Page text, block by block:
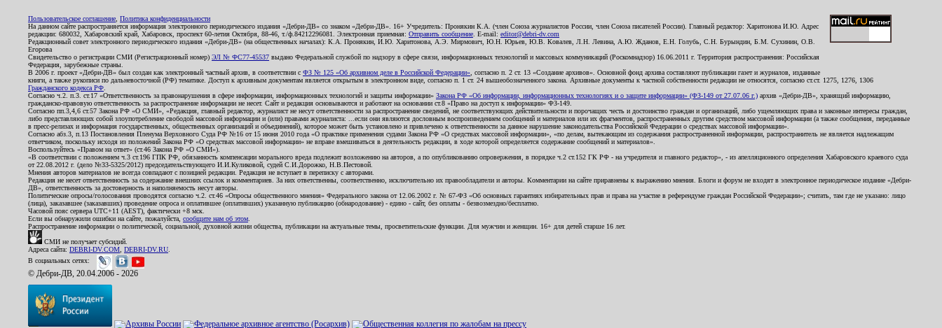
Пользовательское соглашение Политика конфиденциальности
На данном сайте распространяется информация электронного периодического издания «Дебри-ДВ» со знаком «Дебри-ДВ». 16+ Учредитель: Пронякин К.А. (член Союза журналистов России, член Союза писателей России). Главный редактор: Харитонова И.Ю. Адрес
редакции: 680032, Хабаровский край, Хабаровск, проспект 60-летия Октября, 88-46, т./ф.84212296081. Электронная приемная: Отправить сообщение . E-mail: editor@debri-dv.com
Редакционный совет электронного периодического издания «Дебри-ДВ» (на общественных началах): К.А. Пронякин, И.Ю. Харитонова, А.Э. Мирмович, Ю.Н. Юрьев, Ю.В. Ковалев, Л.Н. Левина, А.Ю. Жданов, Е.Н. Голубь, С.Н. Бурындин, Б.М. Сухинин, О.В.
Егорова
Свидетельство о регистрации СМИ (Регистрационный номер) ЭЛ № ФС77-45537 выдано Федеральной службой по надзору в сфере связи, информационных технологий и массовых коммуникаций (Роскомнадзор) 16.06.2011 г. Территория распространения: Российская
Федерация, зарубежные страны.
В 2006 г. проект «Дебри-ДВ» был создан как электронный частный архив, в соответствии с ФЗ № 125 «Об архивном деле в Российской Федерации» , согласно п. 2 ст. 13 «Создание архивов». Основной фонд архива составляют публикации газет и журналов, изданные
книги, а также рукописи по дальневосточной (РФ) тематике. Доступ к архивным документам является открытым в электронном виде, согласно п. 1 ст. 24 вышеобозначенного закона. Архивные документы к частной собственности редакции не относятся, согласно ст.ст. 1275, 1276, 1306
Гражданского кодекса РФ
Согласно ч.2. п.3. ст.17 «Ответственность за правонарушения в сфере информации, информационных технологий и защиты информации» Закона РФ «Об информации, информационных технологиях и о защите информации» (ФЗ-149 от 27.07.06 г.) архив «Дебри-ДВ», хранящий информацию,
гражданско-правовую ответственность за распространение информации не несет. Сайт и редакция основываются и работают на основании ст.8 «Право на доступ к информации» ФЗ-149.
Согласно пп.3,4,6 ст.57 Закона РФ «О СМИ», «Редакция, главный редактор, журналист не несут ответственности за распространение сведений, не соответствующих действительности и порочащих честь и достоинство граждан и организаций, либо ущемляющих права и законные интересы граждан,
либо представляющих собой злоупотребление свободой массовой информации и (или) правами журналиста: ...если они являются дословным воспроизведением сообщений и материалов или их фрагментов, распространенных другим средством массовой информации (а также сообщения, переданные
в пресс-релизах и информация государственных, общественных организаций и объединений), которое может быть установлено и привлечено к ответственности за данное нарушение законодательства Российской Федерации о средствах массовой информации».
Согласно абз.3, п.13 Постановления Пленума Верховного Суда РФ №16 от 15 июня 2010 года «О практике применения судами Закона РФ «О средствах массовой информации», «по делам, вытекающим из содержания распространенной информации, распространитель не является надлежащим
ответчиком, поскольку исходя из положений Закона РФ «О средствах массовой информации» не вправе вмешиваться в деятельность редакции, в ходе которой определяется содержание сообщений и материалов».
Воспользуйтесь «Правом на ответ» (ст.46 Закона РФ «О СМИ»).
«В соответствии с положением ч.3 ст.196 ГПК РФ, обязанность компенсации морального вреда подлежит возложению на авторов, а по опубликованию опровержения, в порядке ч.2 ст.152 ГК РФ - на учредителя и главного редактор», - из апелляционного определения Хабаровского краевого суда
от 22.08.2012 г. (дело №33-5325/2012) председательствующего И.И.Куликовой, судей С.И.Дорожко, Н.В.Пестовой.
Мнения авторов материалов не всегда совпадают с позицией редакции. Редакция не вступает в переписку с авторами.
Редакция не несет ответственность за содержание внешних ссылок и комментариев. За них ответственны, соответственно, исключительно их правообладатели и авторы. Комментарии на сайте приравнены к выражению мнения. Блоги и форум не входят в электронное периодическое издание «Дебри-
ДВ», ответственность за достоверность и наполняемость несут авторы.
Политические опросы/голосования проводятся согласно ч.2. ст.46 «Опросы общественного мнения» Федерального закона от 12.06.2002 г. № 67-ФЗ «Об основных гарантиях избирательных прав и права на участие в референдуме граждан Российской Федерации»; считать, там где не указано: лицо
(лица), заказавшее (заказавших) проведение опроса и оплатившее (оплативших) указанную публикацию (обнародование) - едино - сайт, без оплаты - безвозмездно/бесплатно.
Часовой пояс сервера UTC+11 (AEST), фактически +8 мск.
Если вы обнаружили ошибки на сайте, пожалуйста, сообщите нам об этом
Распространение информации о политической, социальной, духовной жизни общества, публикации на актуальные темы, просветительские функции. Для мужчин и женщин. 16+ для детей старше 16 лет.
СМИ не получает субсидий.
Адреса сайта: DEBRI-DV.COM DEBRI-DV.RU
В социальных сетях:
© Дебри-ДВ, 20.04.2006 - 2026